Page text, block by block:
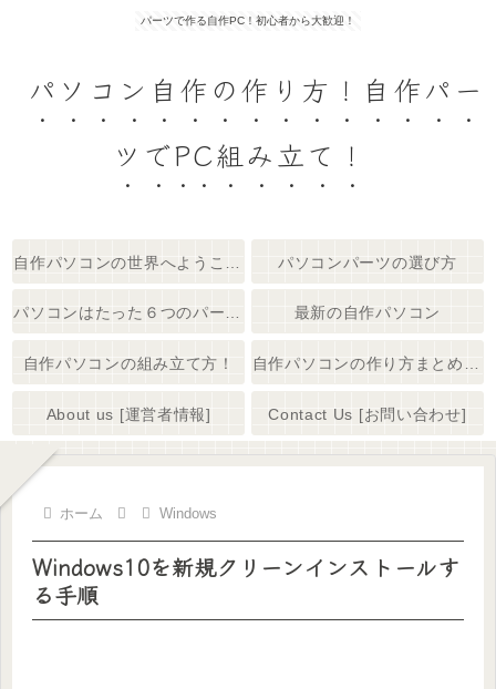
パーツで作る自作PC！初心者から大歓迎！
パソコン自作の作り方！自作パー
ツでPC組み立て！
パソコンパーツの選び方
パソコンはたった６つのパーツで出来てる 最新の自作パソコン
自作パソコンの組み立て方！
About us [運営者情報] Contact Us [お問い合わせ]
ホーム Windows
Windows10を新規クリーンインストールす
る手順